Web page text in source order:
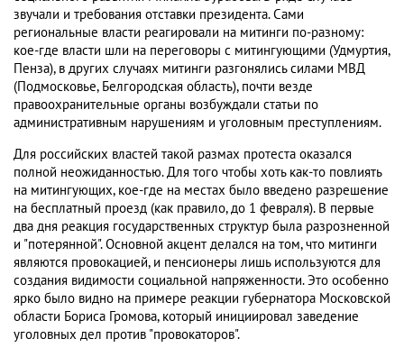
звучали и требования отставки президента. Сами
региональные власти реагировали на митинги по-разному:
кое-где власти шли на переговоры с митингующими (Удмуртия,
Пенза), в других случаях митинги разгонялись силами МВД
(Подмосковье, Белгородская область), почти везде
правоохранительные органы возбуждали статьи по
административным нарушениям и уголовным преступлениям.
Для российских властей такой размах протеста оказался
полной неожиданностью. Для того чтобы хоть как-то повлиять
на митингующих, кое-где на местах было введено разрешение
на бесплатный проезд (как правило, до 1 февраля). В первые
два дня реакция государственных структур была разрозненной
и "потерянной". Основной акцент делался на том, что митинги
являются провокацией, и пенсионеры лишь используются для
создания видимости социальной напряженности. Это особенно
ярко было видно на примере реакции губернатора Московской
области Бориса Громова, который инициировал заведение
уголовных дел против "провокаторов".